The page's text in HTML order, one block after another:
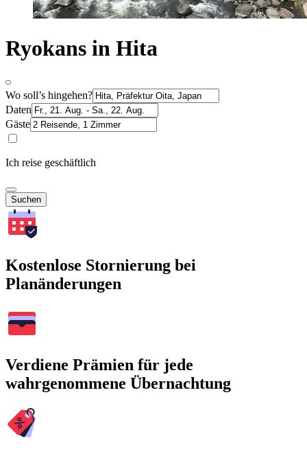
Ryokans in Hita
Wo soll’s hingehen?
Daten
Gäste
Ich reise geschäftlich
Suchen
Kostenlose Stornierung bei
Planänderungen
Verdiene Prämien für jede
wahrgenommene Übernachtung